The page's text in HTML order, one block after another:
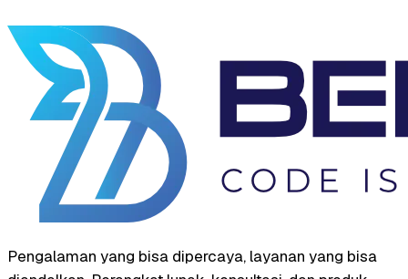
Pengalaman yang bisa dipercaya, layanan yang bisa